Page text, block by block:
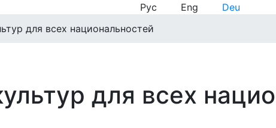
Рус Eng
Deu
для всех национальностей
для всех